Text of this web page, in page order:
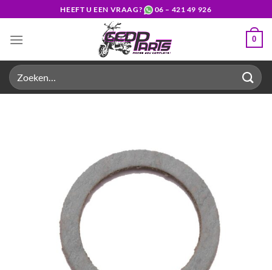
naar
inhoud
HEEFT U EEN VRAAG? 06 – 421 49 926
0
Zoeken
naar: